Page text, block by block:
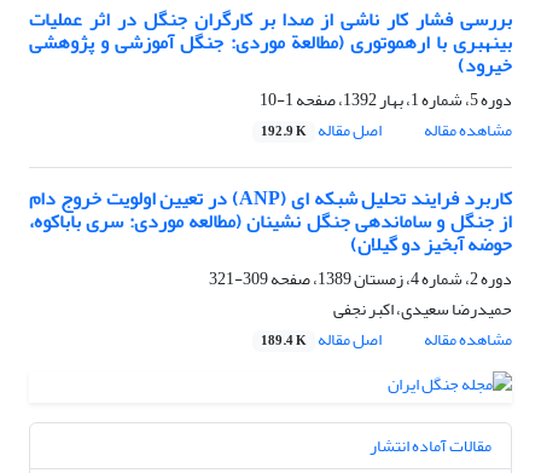
بررسی فشار کار ناشی از صدا بر کارگران جنگل در اثر عملیات
بینه‏بری با اره‏موتوری (مطالعة موردی: جنگل آموزشی و پژوهشی
خیرود)
دوره 5، شماره 1، بهار 1392، صفحه
1-10
مشاهده مقاله
اصل مقاله 192.9 K
کاربرد فرایند تحلیل شبکه ای (ANP) در تعیین اولویت خروج دام
از جنگل و ساماندهی جنگل نشینان (مطالعه موردی: سری باباکوه،
حوضه آبخیز دو گیلان)
دوره 2، شماره 4، زمستان 1389، صفحه
309-321
حمیدرضا سعیدی، اکبر نجفی
مشاهده مقاله
اصل مقاله 189.4 K
مقالات آماده انتشار